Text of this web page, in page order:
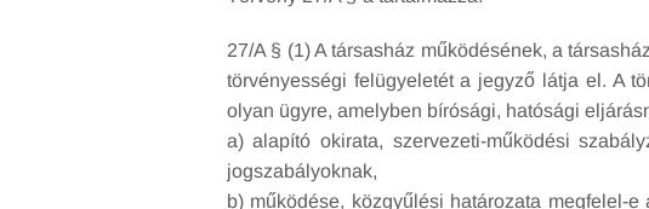
27/A § (1) A társasház működésének, a
törvényességi felügyeletét a jegyző látja el. A
olyan ügyre, amelyben bírósági, hatósági
a) alapító okirata, szervezeti-működési
jogszabályoknak,
b) működése, közgyűlési határozata megfelel-